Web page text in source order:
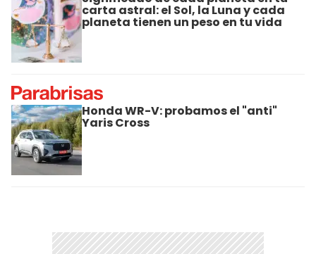
carta astral: el Sol, la Luna y cada
planeta tienen un peso en tu vida
Honda WR-V: probamos el "anti"
Yaris Cross